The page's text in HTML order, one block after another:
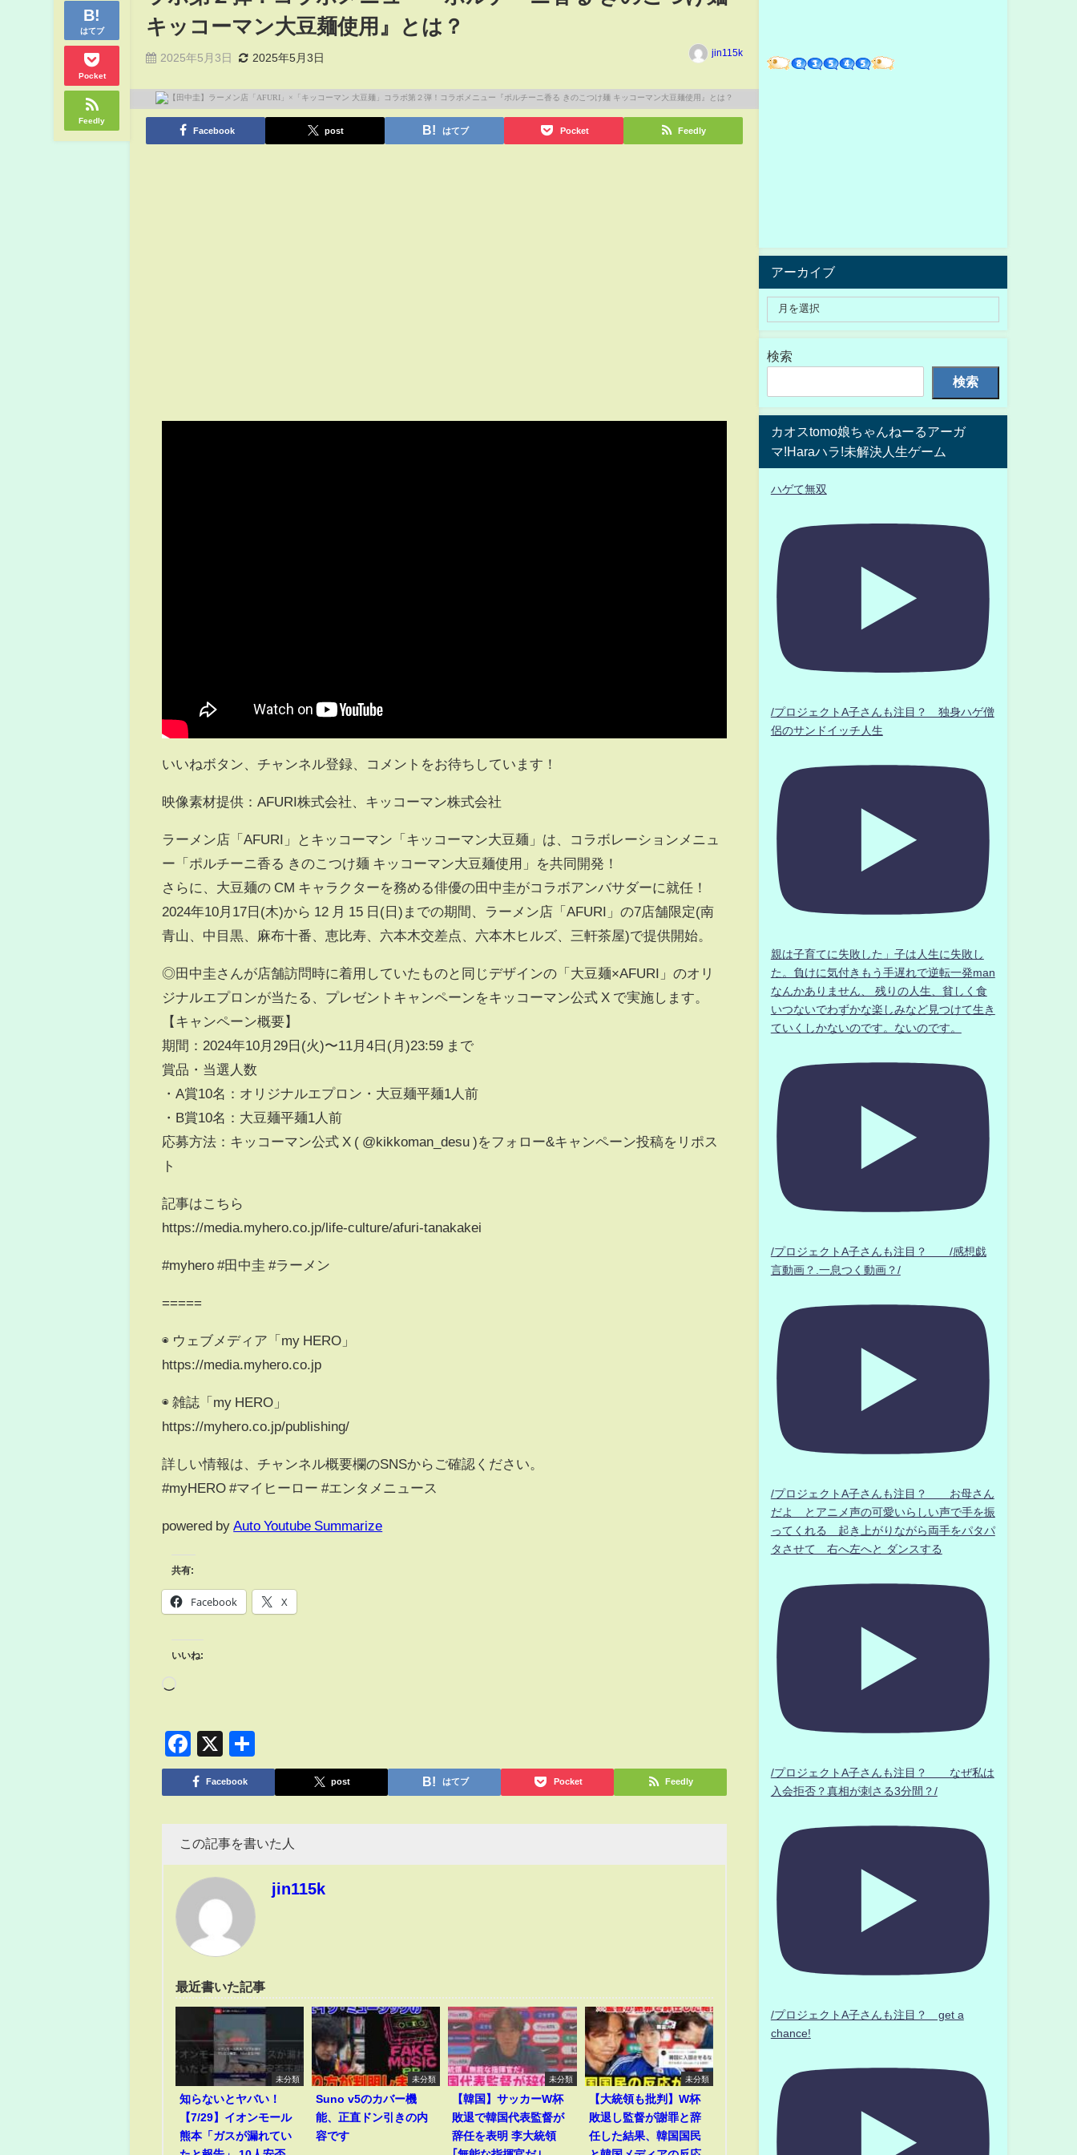
はてブ
Pocket
Feedly
キッコーマン大豆麺使用』とは？
2025年5月3日 2025年5月3日 jin115k
Facebook post はてブ Pocket Feedly
いいねボタン、チャンネル登録、コメントをお待ちしています！
映像素材提供：AFURI株式会社、キッコーマン株式会社
ラーメン店「AFURI」とキッコーマン「キッコーマン大豆麺」は、コラボレーションメニュ
ー「ポルチーニ香る きのこつけ麺 キッコーマン大豆麺使用」を共同開発！
さらに、大豆麺の CM キャラクターを務める俳優の田中圭がコラボアンバサダーに就任！
2024年10月17日(木)から 12 月 15 日(日)までの期間、ラーメン店「AFURI」の7店舗限定(南
青山、中目黒、麻布十番、恵比寿、六本木交差点、六本木ヒルズ、三軒茶屋)で提供開始。
◎田中圭さんが店舗訪問時に着用していたものと同じデザインの「大豆麺×AFURI」のオリ
ジナルエプロンが当たる、プレゼントキャンペーンをキッコーマン公式 X で実施します。
【キャンペーン概要】‍
期間：2024年10月29日(火)〜11月4日(月)23:59 まで
賞品・当選人数
・A賞10名：オリジナルエプロン・大豆麺平麺1人前
・B賞10名：大豆麺平麺1人前‍
応募方法：キッコーマン公式 X ( @kikkoman_desu )をフォロー&キャンペーン投稿をリポス
ト
記事はこちら
https://media.myhero.co.jp/life-culture/afuri-tanakakei
#myhero #田中圭 #ラーメン
=====
◉ ウェブメディア「my HERO」
https://media.myhero.co.jp
◉ 雑誌「my HERO」
https://myhero.co.jp/publishing/
詳しい情報は、チャンネル概要欄のSNSからご確認ください。
#myHERO #マイヒーロー #エンタメニュース
powered by Auto Youtube Summarize
共有:
Facebook X
いいね:
Facebook
X
有
Facebook post はてブ Pocket Feedly
この記事を書いた人
jin115k
最近書いた記事
未分類
知らないとヤバい！
【7/29】イオンモール
熊本「ガスが漏れてい
未分類
Suno v5のカバー機
能、正直ドン引きの内
容です
未分類
【韓国】サッカーW杯
敗退で韓国代表監督が
辞任を表明 李大統領
未分類
【大統領も批判】W杯
敗退し監督が謝罪と辞
任した結果、韓国国民
アーカイブ
検索
検索
カオスtomo娘ちゃんねーるアーガ
マ!Haraハラ!未解決人生ゲーム
ハゲて無双
/プロジェクトA子さんも注目？ 独身ハゲ僧
侶のサンドイッチ人生
親は子育てに失敗した」子は人生に失敗し
た。負けに気付きもう手遅れで逆転一発man
なんかありません、 残りの人生、貧しく食
いつないでわずかな楽しみなど見つけて生き
ていくしかないのです。ないのです。
/プロジェクトA子さんも注目？ /感想戯
言動画？.一息つく動画？/
/プロジェクトA子さんも注目？ お母さん
だよ とアニメ声の可愛いらしい声で手を振
ってくれる 起き上がりながら両手をパタパ
タさせて 右へ左へと ダンスする
/プロジェクトA子さんも注目？ なぜ私は
入会拒否？真相が刺さる3分間？/
/プロジェクトA子さんも注目？ get a
chance!